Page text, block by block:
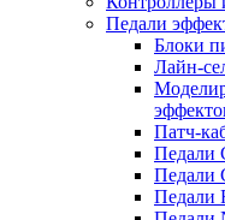
Педали
Блоки
Лайн-
Патч-
Педали
Педали
Педали